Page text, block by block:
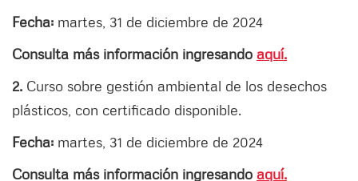
Fecha: martes, 31 de diciembre de 2024
Consulta más información ingresando aquí.
2. Curso sobre gestión ambiental de los desechos
plásticos, con certificado disponible.
Fecha: martes, 31 de diciembre de 2024
Consulta más información ingresando aquí.